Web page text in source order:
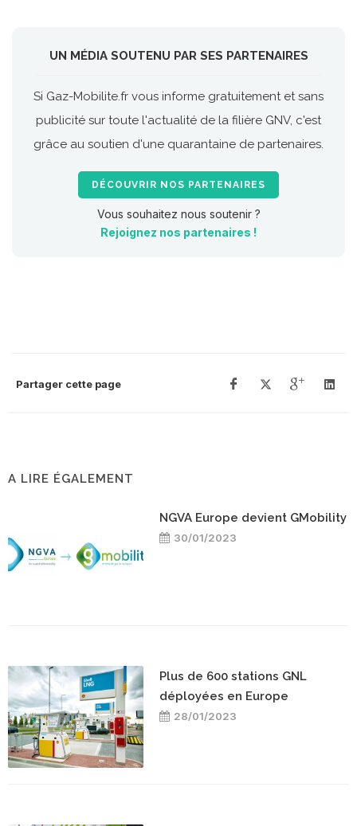
UN MÉDIA SOUTENU PAR SES PARTENAIRES
Si Gaz-Mobilite.fr vous informe gratuitement et sans
publicité sur toute l'actualité de la filière GNV, c'est
grâce au soutien d'une quarantaine de partenaires.
DÉCOUVRIR NOS PARTENAIRES
Vous souhaitez nous soutenir ?
Rejoignez nos partenaires !
Partager cette page
A LIRE ÉGALEMENT
NGVA Europe devient GMobility
30/01/2023
Plus de 600 stations GNL
déployées en Europe
28/01/2023